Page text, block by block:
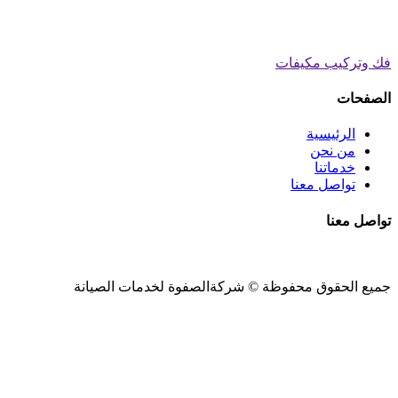
فك وتركيب مكيفات
الصفحات
الرئيسية
من نحن
خدماتنا
تواصل معنا
تواصل معنا
جميع الحقوق محفوظة © شركةالصفوة لخدمات الصيانة